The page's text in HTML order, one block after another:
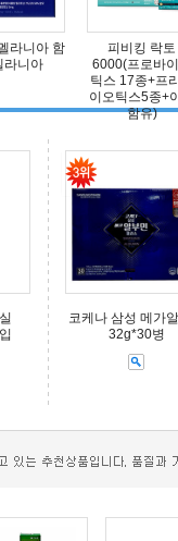
피비킹 락토
프로바이오
함유)
덴마크 구
코케나 삼성 메가
32g*30병